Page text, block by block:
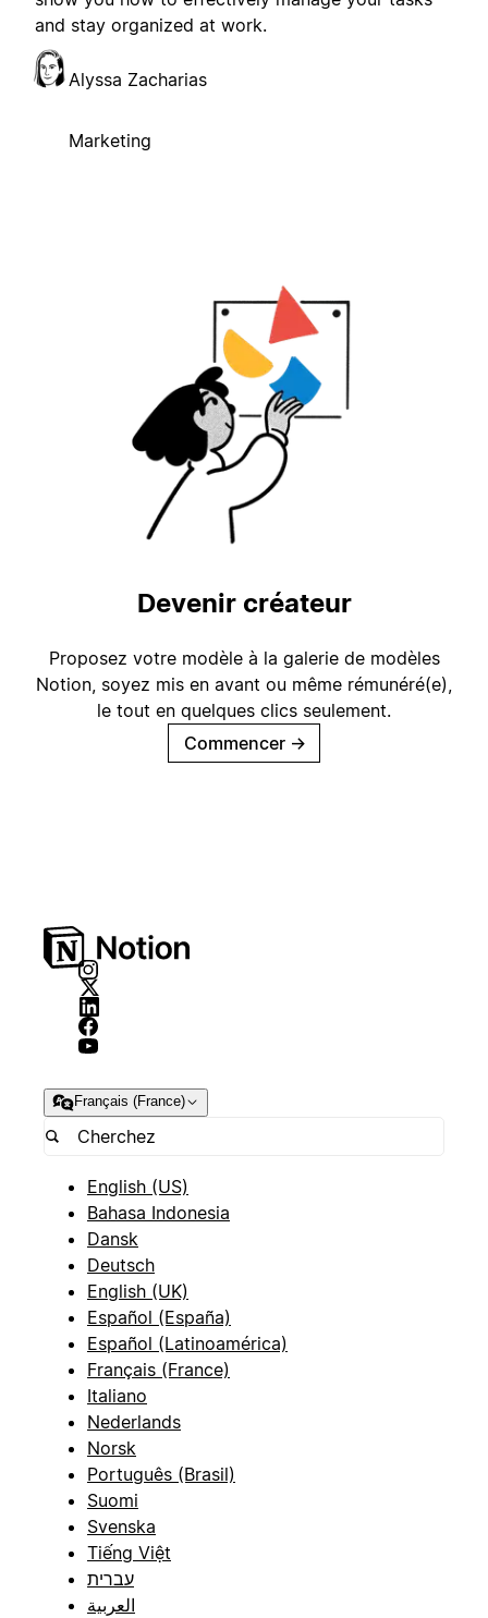
and stay organized at work.
Alyssa Zacharias
Marketing
Devenir créateur
Proposez votre modèle à la galerie de modèles
Notion, soyez mis en avant ou même rémunéré(e),
le tout en quelques clics seulement.
Commencer →
Français (France)
English (US)
Bahasa Indonesia
Dansk
Deutsch
English (UK)
Español (España)
Español (Latinoamérica)
Français (France)
Italiano
Nederlands
Norsk
Português (Brasil)
Suomi
Svenska
Tiếng Việt
עברית
العربية